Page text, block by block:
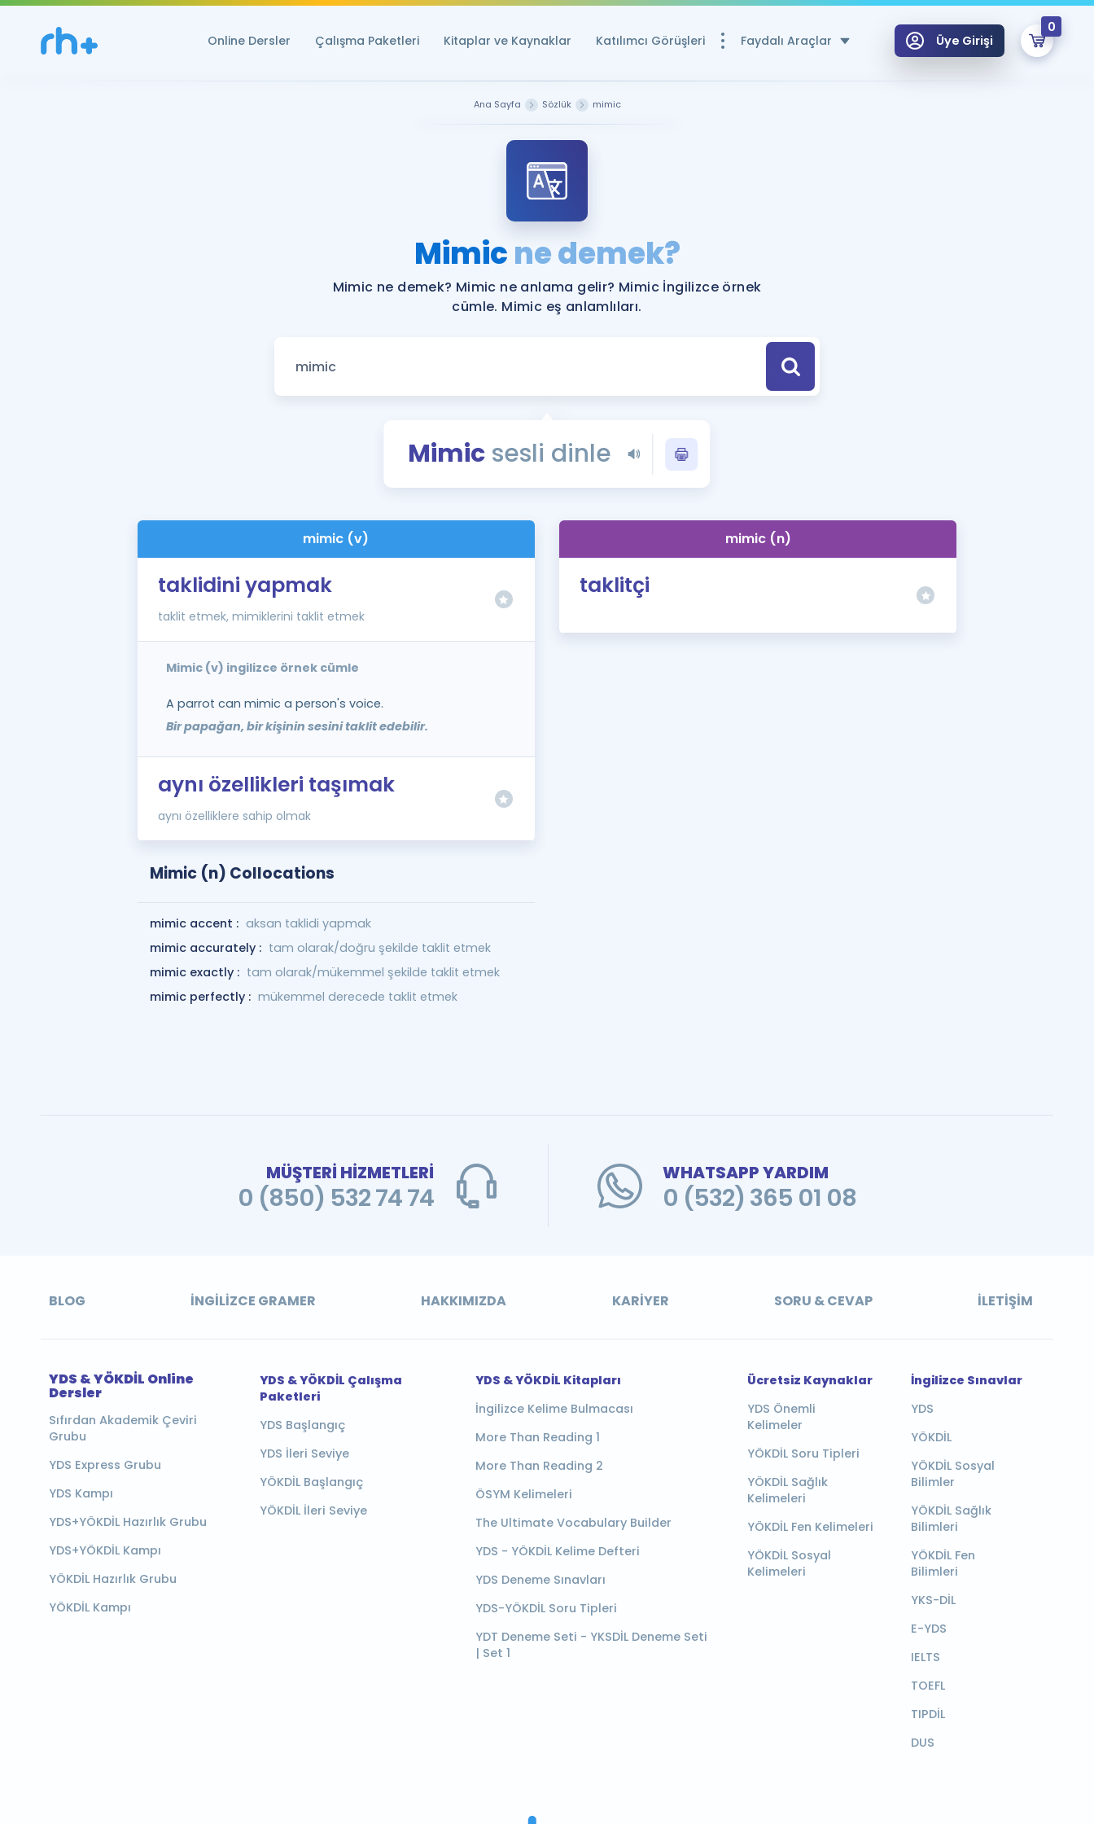
Online Dersler Çalışma Paketleri Kitaplar ve Kaynaklar Katılımcı Görüşleri Faydalı Araçlar
YDS ve YÖKDİL Puan Hesaplama Aracı
Rehberlik Aracı
YDS ve YÖKDİL'e Hazırlananlar için Öneriler
Tüm ÖSYM Sınavları Tek Takvimde
YDS - YÖKDİL Tüm Sınavlarla İlgili Haberler
İngilizce Gramer
Üye Girişi
0
Ana Sayfa Sözlük mimic
Mimicne demek?
Mimic ne demek? Mimic ne anlama gelir? Mimic İngilizce örnek
cümle. Mimic eş anlamlıları.
Mimic sesli dinle
mimic (v)
taklidini yapmak
taklit etmek, mimiklerini taklit etmek
Mimic (v) ingilizce örnek cümle
A parrot can mimic a person's voice.
Bir papağan, bir kişinin sesini taklit edebilir.
aynı özellikleri taşımak
aynı özelliklere sahip olmak
Mimic (n) Collocations
mimic accent : aksan taklidi yapmak
mimic accurately : tam olarak/doğru şekilde taklit etmek
mimic exactly : tam olarak/mükemmel şekilde taklit etmek
mimic perfectly : mükemmel derecede taklit etmek
mimic (n)
taklitçi
MÜŞTERİ HİZMETLERİ
0 (850) 532 74 74
WHATSAPP YARDIM
0 (532) 365 01 08
BLOG İNGILIZCE GRAMER HAKKIMIZDA KARIYER SORU & CEVAP İLETIŞIM
YDS & YÖKDİL Online
Dersler
Sıfırdan Akademik Çeviri
Grubu
YDS Express Grubu
YDS Kampı
YDS+YÖKDİL Hazırlık Grubu
YDS+YÖKDİL Kampı
YÖKDİL Hazırlık Grubu
YÖKDİL Kampı
YDS & YÖKDİL Çalışma
Paketleri
YDS Başlangıç
YDS İleri Seviye
YÖKDİL Başlangıç
YÖKDİL İleri Seviye
YDS & YÖKDİL Kitapları
İngilizce Kelime Bulmacası
More Than Reading 1
More Than Reading 2
ÖSYM Kelimeleri
The Ultimate Vocabulary Builder
YDS - YÖKDİL Kelime Defteri
YDS Deneme Sınavları
YDS-YÖKDİL Soru Tipleri
YDT Deneme Seti - YKSDİL Deneme Seti
| Set 1
Ücretsiz Kaynaklar
YDS Önemli
Kelimeler
YÖKDİL Soru Tipleri
YÖKDİL Sağlık
Kelimeleri
YÖKDİL Fen Kelimeleri
YÖKDİL Sosyal
Kelimeleri
İngilizce Sınavlar
YDS
YÖKDİL
YÖKDİL Sosyal
Bilimler
YÖKDİL Sağlık
Bilimleri
YÖKDİL Fen
Bilimleri
YKS-DİL
E-YDS
IELTS
TOEFL
TIPDİL
DUS